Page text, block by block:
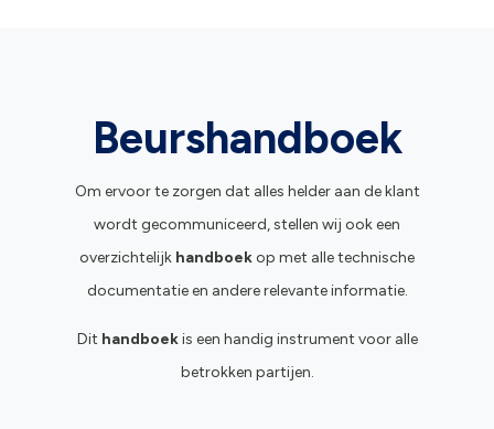
Beurshandboek
Om ervoor te zorgen dat alles helder aan de klant
wordt gecommuniceerd, stellen wij ook een
overzichtelijk handboekop met alle technische
documentatie en andere relevante informatie.
Dit handboekis een handig instrument voor alle
betrokken partijen.